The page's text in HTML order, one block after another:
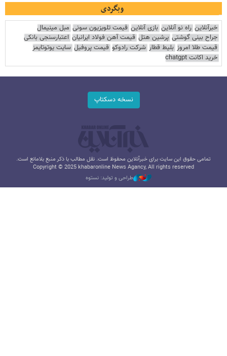
وبگردی
خبرآنلاین راه نو آنلاین بازی آنلاین قیمت تلویزیون سونی مبل مینیمال
جراح بینی گوشتی پرشین هتل قیمت آهن فولاد ایرانیان اعتبارسنجی بانکی
قیمت طلا امروز بلیط قطار شرکت رادوکو قیمت پروفیل سایت یوتوتایمز
خرید اکانت chatgpt
نسخه دسکتاپ
تمامی حقوق این سایت برای خبرآنلاین محفوظ است. نقل مطالب با ذکر منبع بلامانع است.
Copyright © 2025 khabaronline News Agancy, All rights reserved
طراحی و تولید: نستوه